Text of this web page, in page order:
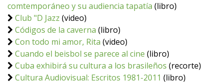
comtemporáneo y su audiencia tapatía (libro)
Club "D Jazz (video)
Códigos de la caverna (libro)
Con todo mi amor, Rita (video)
Cuando el beisbol se parece al cine (libro)
Cuba exhibirá su cultura a los brasileños (recorte)
Cultura Audiovisual: Escritos 1981-2011 (libro)